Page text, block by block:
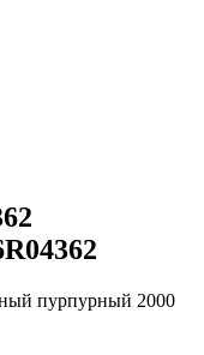
пурпурный 2000